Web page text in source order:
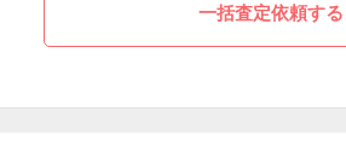
一括査定依頼する